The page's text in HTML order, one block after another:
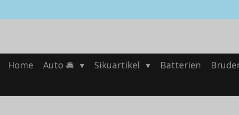
Hauptinhalt
Home Auto 🚘 Sikuartikel Batterien